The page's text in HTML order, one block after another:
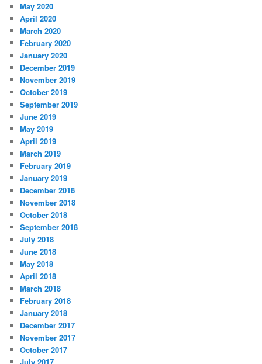
May 2020
April 2020
March 2020
February 2020
January 2020
December 2019
November 2019
October 2019
September 2019
June 2019
May 2019
April 2019
March 2019
February 2019
January 2019
December 2018
November 2018
October 2018
September 2018
July 2018
June 2018
May 2018
April 2018
March 2018
February 2018
January 2018
December 2017
November 2017
October 2017